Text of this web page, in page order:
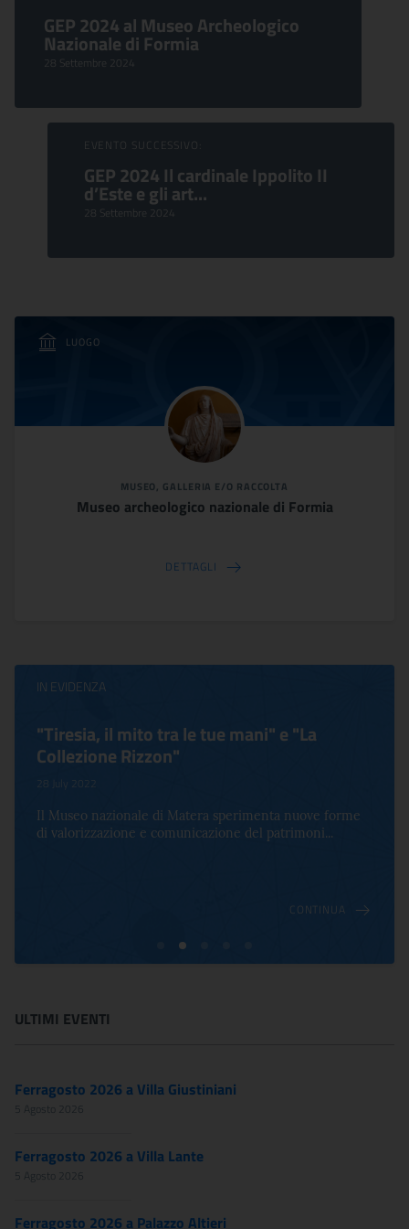
GEP 2024 al Museo Archeologico
Nazionale di Formia
28 Settembre 2024
EVENTO SUCCESSIVO:
GEP 2024 Il cardinale Ippolito II
d’Este e gli art...
28 Settembre 2024
LUOGO
MUSEO, GALLERIA E/O RACCOLTA
Museo archeologico nazionale di Formia
DETTAGLI
IN EVIDENZA
"Tiresia, il mito tra le tue mani" e "La
Collezione Rizzon"
28 July 2022
Il Museo nazionale di Matera sperimenta nuove forme
di valorizzazione e comunicazione del patrimoni...
CONTINUA
ULTIMI EVENTI
Ferragosto 2026 a Villa Giustiniani
5 Agosto 2026
Ferragosto 2026 a Villa Lante
5 Agosto 2026
Ferragosto 2026 a Palazzo Altieri